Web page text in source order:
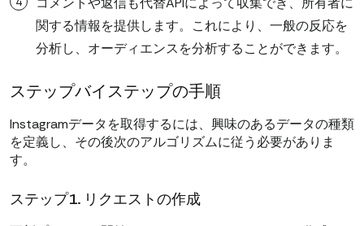
関する情報を提供します。これにより、一般の反応を
分析し、オーディエンスを分析することができます。
ステップバイステップの手順
Instagramデータを取得するには、興味のあるデータの種類
を定義し、その後次のアルゴリズムに従う必要がありま
す。
ステップ1. リクエストの作成